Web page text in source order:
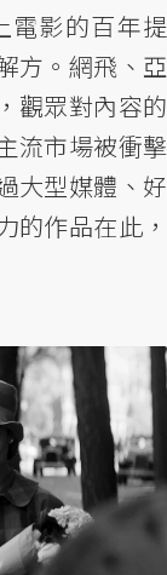
電影的百年提
方。網飛、亞
觀眾對內容的
流市場被衝擊
大型媒體、好
的作品在此，